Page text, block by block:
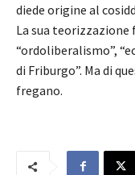
diede origine al
La sua teorizzazione
“ordoliberalismo”,
di Friburgo”. Ma di
fregano.